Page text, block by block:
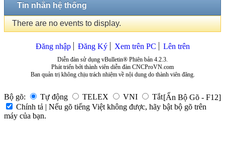
Tin nhắn hệ thống
There are no events to display.
Đăng nhập Đăng Ký Xem trên PC Lên trên
Diễn đàn sử dụng vBulletin® Phiên bản 4.2.3.
Phát triển bởi thành viên diễn đàn CNCProVN.com
Ban quản trị không chịu trách nhiệm về nội dung do thành viên đăng.
Bộ gõ: Tự động TELEX VNI Tắt[Ẩn Bộ Gõ - F12]
Chính tả | Nếu gõ tiếng Việt không được, hãy bật bộ gõ trên
máy của bạn.